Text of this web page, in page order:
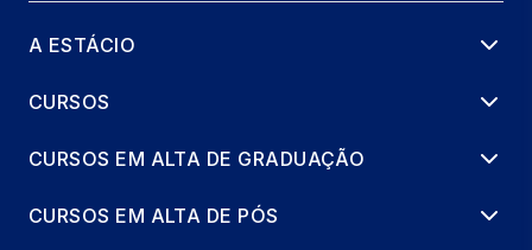
A ESTÁCIO
CURSOS
CURSOS EM ALTA DE GRADUAÇÃO
CURSOS EM ALTA DE PÓS